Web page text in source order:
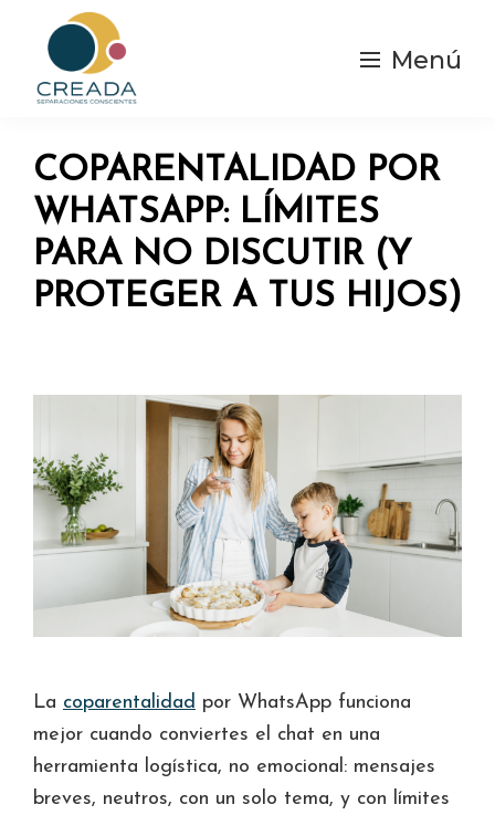
contenido
principal
Separación
Consciente
y
divorcios
Conscientes
Menú
COPARENTALIDAD POR
WHATSAPP: LÍMITES
PARA NO DISCUTIR (Y
PROTEGER A TUS HIJOS)
La coparentalidad por WhatsApp funciona
mejor cuando conviertes el chat en una
herramienta logística, no emocional: mensajes
breves, neutros, con un solo tema, y con límites